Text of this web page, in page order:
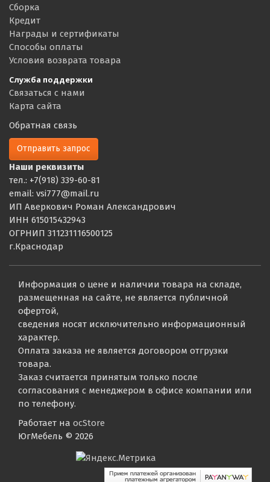
Сборка
Кредит
Награды и сертификаты
Способы оплаты
Условия возврата товара
Служба поддержки
Связаться с нами
Карта сайта
Обратная связь
Отправить запрос
Наши реквизиты
тел.: +7(918) 339-60-81
email: vsi777@mail.ru
ИП Аверкович Роман Александрович
ИНН 615015432943
ОГРНИП 311231116500125
г.Краснодар
Информация о цене и наличии товара на складе,
размещенная на сайте, не является публичной
офертой,
сведения носят исключительно информационный
характер.
Оплата заказа не является договором отгрузки
товара.
Заказ считается принятым только после
согласования с менеджером в офисе компании или
по телефону.
Работает на ocStore
ЮгМебель © 2026